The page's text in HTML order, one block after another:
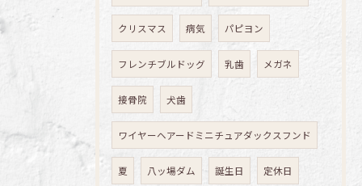
クリスマス 病気 パピヨン
フレンチブルドッグ 乳歯 メガネ
接骨院 犬歯
ワイヤーヘアードミニチュアダックスフンド
夏 八ッ場ダム 誕生日 定休日